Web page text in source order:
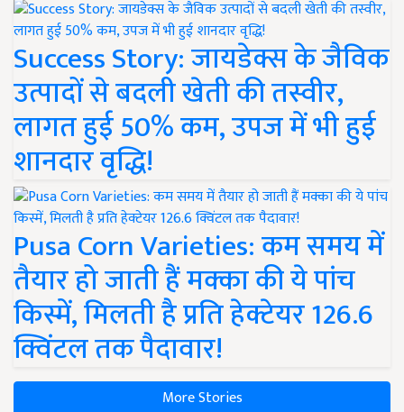
Success Story: जायडेक्स के जैविक
उत्पादों से बदली खेती की तस्वीर,
लागत हुई 50% कम, उपज में भी हुई
शानदार वृद्धि!
Pusa Corn Varieties: कम समय में
तैयार हो जाती हैं मक्का की ये पांच
किस्में, मिलती है प्रति हेक्टेयर 126.6
क्विंटल तक पैदावार!
More Stories